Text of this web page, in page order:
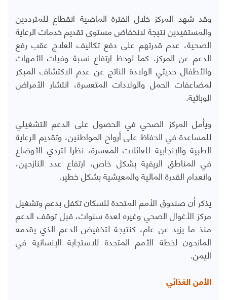
وقد شهد المركز خلال الفترة الماضية انقطاع للمترددين
والمستفيدين نتيجة لانخفاض مستوى تقديم خدمات الرعاية
الصحية، عدم قدرتهم على دفع تكاليف العلاج عقب رفع
الدعم عن المركز. كما لوحظ ارتفاع نسبة وفيات الأمهات
والأطفال حديثي الولادة الناتج عن عدم الاكتشاف المبكر
لمضاعفات الحمل والولادات المتعسرة، انتشار الأمراض
الوبائية.
ويأمل المركز الصحي في الحصول على الدعم التشغيلي
للمساعدة في الحفاظ على أرواح المواطنين، وتقديم الرعاية
الطبية والإنجابية للعائلات المعسرة، نظرا لتردي الأوضاع
في المناطق الريفية بشكل خاص، ارتفاع عدد النازحين،
وانعدام القدرة المالية والمعيشية بشكل خطير.
يذكر أن صندوق الأمم المتحدة للسكان تكفل بدعم وتشغيل
مركز الأغوال الصحي وغيره لعدة سنوات، قبل توقف الدعم
منذ ما يزيد عن عام، كنتيجة لتخفيض الدعم الذي يقدمه
المانحون لخطة الأمم المتحدة للاستجابة الإنسانية في
اليمن.
الأمن الغذائي